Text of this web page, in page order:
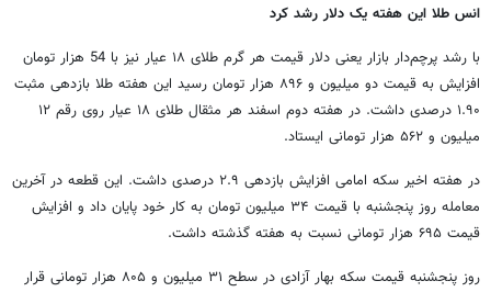
انس طلا این هفته یک دلار رشد کرد
با رشد پرچم‌دار بازار یعنی دلار قیمت هر گرم طلای ۱۸ عیار نیز با 54 هزار تومان
افزایش به قیمت دو میلیون و ۸۹۶ هزار تومان رسید این هفته طلا بازدهی مثبت
۱.۹۰ درصدی داشت. در هفته دوم اسفند هر مثقال طلای ۱۸ عیار روی رقم ۱۲
میلیون و ۵۶۲ هزار تومانی ایستاد.
در هفته اخیر سکه امامی افزایش بازدهی ۲.۹ درصدی داشت. این قطعه در آخرین
معامله روز پنجشنبه با قیمت ۳۴ میلیون تومان به کار خود پایان داد و افزایش
قیمت ۶۹۵ هزار تومانی نسبت به هفته گذشته داشت.
روز پنجشنبه قیمت سکه بهار آزادی در سطح ۳۱ میلیون و ۸۰۵ هزار تومانی قرار